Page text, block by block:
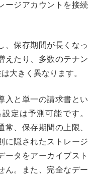
ージアカウントを接続
、保存期間が長くなっ
えたり、多数のテナン
大きく異なります。
入と単一の請求書とい
定は予測可能です。
常、保存期間の上限、
に隠されたストレージ
ータをアーカイブスト
ん。また、完全なデー